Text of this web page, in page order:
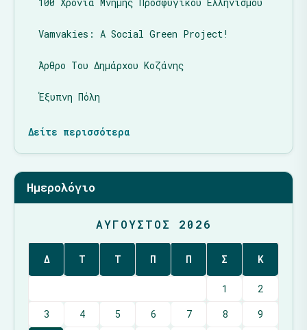
Vamvakies: A Social Green Project!
Άρθρο Του Δημάρχου Κοζάνης
Έξυπνη Πόλη
Δείτε περισσότερα
Ημερολόγιο
ΑΎΓΟΥΣΤΟΣ 2026
Δ Τ Τ Π Π Σ Κ
1
2
3
4 5 6 7 8
9